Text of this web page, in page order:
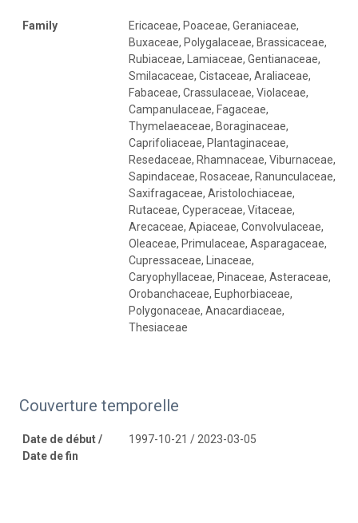
Family
Ericaceae, Poaceae, Geraniaceae,
Buxaceae, Polygalaceae, Brassicaceae,
Rubiaceae, Lamiaceae, Gentianaceae,
Smilacaceae, Cistaceae, Araliaceae,
Fabaceae, Crassulaceae, Violaceae,
Campanulaceae, Fagaceae,
Thymelaeaceae, Boraginaceae,
Caprifoliaceae, Plantaginaceae,
Resedaceae, Rhamnaceae, Viburnaceae,
Sapindaceae, Rosaceae, Ranunculaceae,
Saxifragaceae, Aristolochiaceae,
Rutaceae, Cyperaceae, Vitaceae,
Arecaceae, Apiaceae, Convolvulaceae,
Oleaceae, Primulaceae, Asparagaceae,
Cupressaceae, Linaceae,
Caryophyllaceae, Pinaceae, Asteraceae,
Orobanchaceae, Euphorbiaceae,
Polygonaceae, Anacardiaceae,
Thesiaceae
Couverture temporelle
Date de début /
Date de fin
1997-10-21 / 2023-03-05